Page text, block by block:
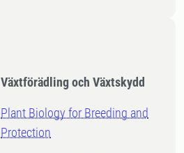
Växtförädling och Växtskydd
Plant Biology for Breeding and
Protection